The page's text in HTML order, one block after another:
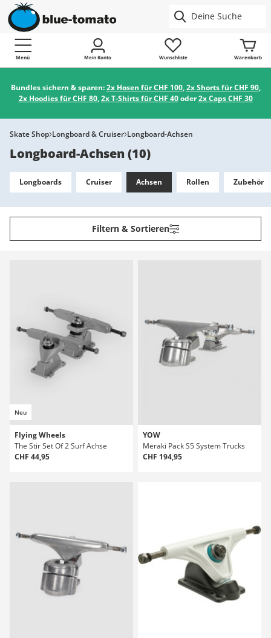
Menü Mein Konto Wunschliste Warenkorb
Bundles sichern & sparen:2x Hosen für CHF 100,2x Shorts für CHF 90,
2x Hoodies für CHF 80,2x T-Shirts für CHF 40oder2x Caps CHF 30
Skate Shop Longboard & Cruiser Longboard-Achsen
Longboard-Achsen(10)
Longboards Cruiser Achsen Rollen Zubehör
Filtern & Sortieren
Neu
Flying Wheels
The Stir Set Of 2 Surf Achse
CHF 44,95
YOW
Meraki Pack S5 System Trucks
CHF 194,95